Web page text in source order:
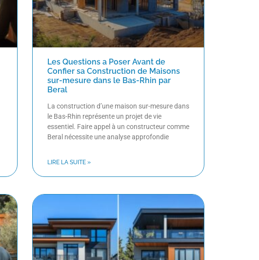
Les Questions a Poser Avant de
Confier sa Construction de Maisons
sur-mesure dans le Bas-Rhin par
Beral
La construction d’une maison sur-mesure dans
le Bas-Rhin représente un projet de vie
essentiel. Faire appel à un constructeur comme
Beral nécessite une analyse approfondie
LIRE LA SUITE »